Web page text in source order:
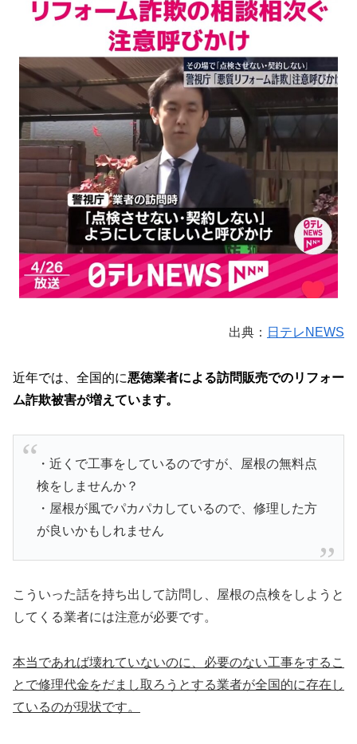
出典： 日テレNEWS
近年では、全国的に悪徳業者による訪問販売でのリフォー
ム詐欺被害が増えています。
・近くで工事をしているのですが、屋根の無料点
検をしませんか？
・屋根が風でパカパカしているので、修理した方
が良いかもしれません
こういった話を持ち出して訪問し、屋根の点検をしようと
してくる業者には注意が必要です。
本当であれば壊れていないのに、必要のない工事をするこ
とで修理代金をだまし取ろうとする業者が全国的に存在し
ているのが現状です。